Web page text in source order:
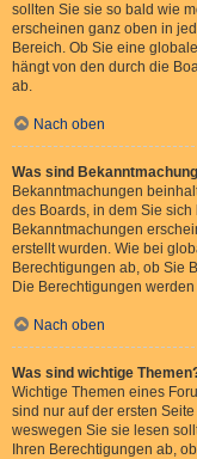
sollten Sie sie so bald wie
erscheinen ganz oben in
Bereich. Ob Sie eine
hängt von den durch die
ab.
Nach oben
Was sind
Bekanntmachungen
des Boards, in dem Sie
Bekanntmachungen
erstellt wurden. Wie bei
Berechtigungen ab, ob Sie
Die Berechtigungen
Nach oben
Was sind wichtige
Wichtige Themen eines
sind nur auf der ersten
weswegen Sie sie lesen
Ihren Berechtigungen ab,